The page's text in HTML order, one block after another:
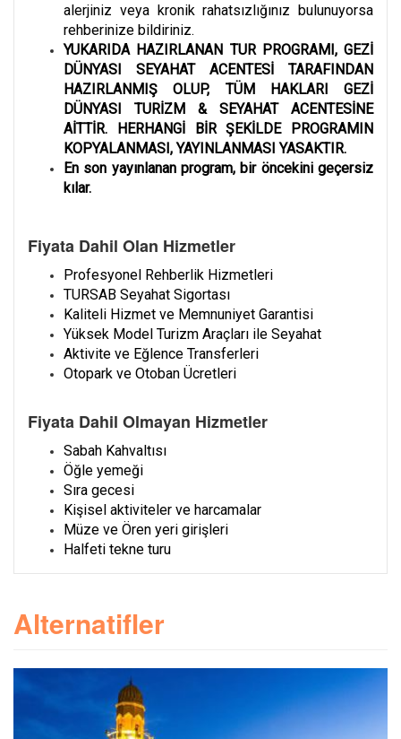
alerjiniz veya kronik rahatsızlığınız bulunuyorsa
rehberinize bildiriniz.
YUKARIDA HAZIRLANAN TUR PROGRAMI, GEZİ
DÜNYASI SEYAHAT ACENTESİ TARAFINDAN
HAZIRLANMIŞ OLUP, TÜM HAKLARI GEZİ
DÜNYASI TURİZM & SEYAHAT ACENTESİNE
AİTTİR. HERHANGİ BİR ŞEKİLDE PROGRAMIN
KOPYALANMASI, YAYINLANMASI YASAKTIR.
En son yayınlanan program, bir öncekini geçersiz
kılar.
Fiyata Dahil Olan Hizmetler
Profesyonel Rehberlik Hizmetleri
TURSAB Seyahat Sigortası
Kaliteli Hizmet ve Memnuniyet Garantisi
Yüksek Model Turizm Araçları ile Seyahat
Aktivite ve Eğlence Transferleri
Otopark ve Otoban Ücretleri
Fiyata Dahil Olmayan Hizmetler
Sabah Kahvaltısı
Öğle yemeği
Sıra gecesi
Kişisel aktiviteler ve harcamalar
Müze ve Ören yeri girişleri
Halfeti tekne turu
Alternatifler